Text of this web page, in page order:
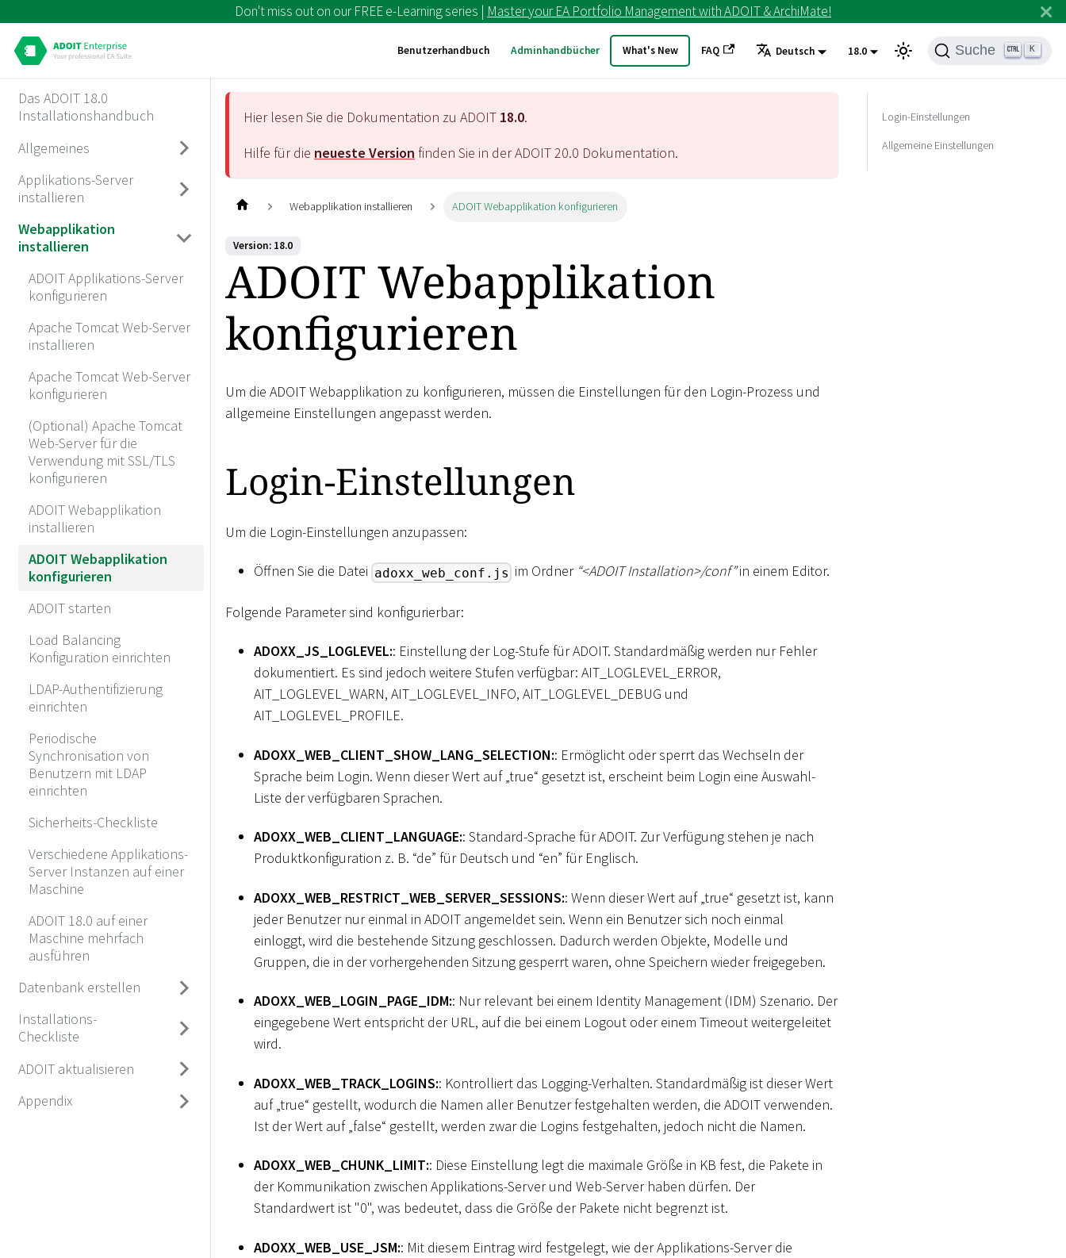
Don't miss out on our FREE e-Learning series | Master your EA Portfolio Management with ADOIT & ArchiMate!
Benutzerhandbuch Adminhandbücher What's New FAQ Deutsch 18.0 Suche K
Das ADOIT 18.0
Installationshandbuch
Allgemeines
Applikations-Server
installieren
Webapplikation
installieren
ADOIT Applikations-Server
konfigurieren
Apache Tomcat Web-Server
installieren
Apache Tomcat Web-Server
konfigurieren
(Optional) Apache Tomcat
Web-Server für die
Verwendung mit SSL/TLS
konfigurieren
ADOIT Webapplikation
installieren
ADOIT Webapplikation
konfigurieren
ADOIT starten
Load Balancing
Konfiguration einrichten
LDAP-Authentifizierung
einrichten
Periodische
Synchronisation von
Benutzern mit LDAP
einrichten
Sicherheits-Checkliste
Verschiedene Applikations-
Server Instanzen auf einer
Maschine
ADOIT 18.0 auf einer
Maschine mehrfach
ausführen
Datenbank erstellen
Installations-
Checkliste
ADOIT aktualisieren
Appendix
Hier lesen Sie die Dokumentation zu ADOIT 18.0.
Hilfe für die neueste Version finden Sie in der ADOIT20.0 Dokumentation.
Webapplikation installieren ADOIT Webapplikation konfigurieren
Version: 18.0
ADOIT Webapplikation
konfigurieren
Um die ADOIT Webapplikation zu konfigurieren, müssen die Einstellungen für den Login-Prozess und
allgemeine Einstellungen angepasst werden.
Login-Einstellungen
Um die Login-Einstellungen anzupassen:
Öffnen Sie die Datei adoxx_web_conf.js im Ordner “<ADOIT Installation>/conf”in einem Editor.
Folgende Parameter sind konfigurierbar:
ADOXX_JS_LOGLEVEL:: Einstellung der Log-Stufe für ADOIT. Standardmäßig werden nur Fehler
dokumentiert. Es sind jedoch weitere Stufen verfügbar: AIT_LOGLEVEL_ERROR,
AIT_LOGLEVEL_WARN, AIT_LOGLEVEL_INFO, AIT_LOGLEVEL_DEBUG und
AIT_LOGLEVEL_PROFILE.
ADOXX_WEB_CLIENT_SHOW_LANG_SELECTION:: Ermöglicht oder sperrt das Wechseln der
Sprache beim Login. Wenn dieser Wert auf „true“ gesetzt ist, erscheint beim Login eine Auswahl-
Liste der verfügbaren Sprachen.
ADOXX_WEB_CLIENT_LANGUAGE:: Standard-Sprache für ADOIT. Zur Verfügung stehen je nach
Produktkonfiguration z. B. “de” für Deutsch und “en” für Englisch.
ADOXX_WEB_RESTRICT_WEB_SERVER_SESSIONS:: Wenn dieser Wert auf „true“ gesetzt ist, kann
jeder Benutzer nur einmal in ADOIT angemeldet sein. Wenn ein Benutzer sich noch einmal
einloggt, wird die bestehende Sitzung geschlossen. Dadurch werden Objekte, Modelle und
Gruppen, die in der vorhergehenden Sitzung gesperrt waren, ohne Speichern wieder freigegeben.
ADOXX_WEB_LOGIN_PAGE_IDM:: Nur relevant bei einem Identity Management (IDM) Szenario. Der
eingegebene Wert entspricht der URL, auf die bei einem Logout oder einem Timeout weitergeleitet
wird.
ADOXX_WEB_TRACK_LOGINS:: Kontrolliert das Logging-Verhalten. Standardmäßig ist dieser Wert
auf „true“ gestellt, wodurch die Namen aller Benutzer festgehalten werden, die ADOIT verwenden.
Ist der Wert auf „false“ gestellt, werden zwar die Logins festgehalten, jedoch nicht die Namen.
ADOXX_WEB_CHUNK_LIMIT:: Diese Einstellung legt die maximale Größe in KB fest, die Pakete in
der Kommunikation zwischen Applikations-Server und Web-Server haben dürfen. Der
Standardwert ist "0", was bedeutet, dass die Größe der Pakete nicht begrenzt ist.
ADOXX_WEB_USE_JSM:: Mit diesem Eintrag wird festgelegt, wie der Applikations-Server die
Login-Einstellungen
Allgemeine Einstellungen